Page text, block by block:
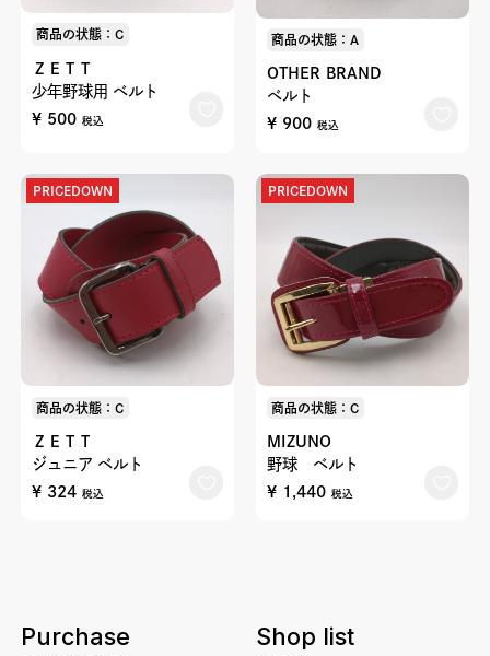
商品の状態：C
ＺＥＴＴ
少年野球用 ベルト
¥ 500 税込
商品の状態：A
OTHER BRAND
ベルト
¥ 900 税込
PRICEDOWN
商品の状態：C
ＺＥＴＴ
ジュニア ベルト
¥ 324 税込
PRICEDOWN
商品の状態：C
MIZUNO
野球 ベルト
¥ 1,440 税込
Purchase Shop list